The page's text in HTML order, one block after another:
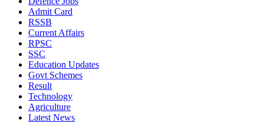
Admit Card
RSSB
Current Affairs
RPSC
SSC
Education Updates
Govt Schemes
Result
Technology
Agriculture
Latest News